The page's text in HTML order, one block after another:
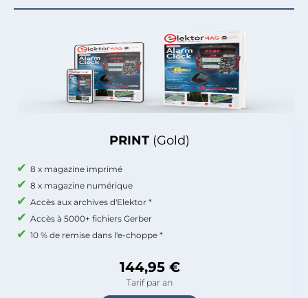
PRINT (Gold)
8 x magazine imprimé
8 x magazine numérique
Accès aux archives d'Elektor *
Accès à 5000+ fichiers Gerber
10 % de remise dans l'e-choppe *
144,95 €
Tarif par an